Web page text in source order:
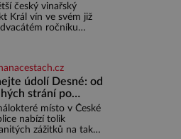
český vinařský
Král vín ve svém již
ročníku
Král vín, který
pře
údolí Desné: od
strání po
prameny
místo v České
nabízí tolik
zážitků na tak